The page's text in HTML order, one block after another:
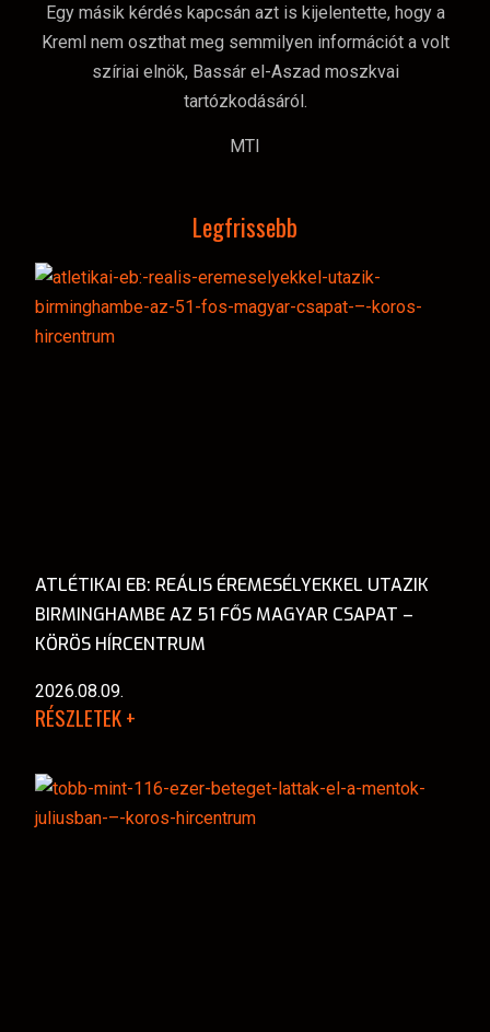
Egy másik kérdés kapcsán azt is kijelentette, hogy a
Kreml nem oszthat meg semmilyen információt a volt
szíriai elnök, Bassár el-Aszad moszkvai
tartózkodásáról.
MTI
Legfrissebb
ATLÉTIKAI EB: REÁLIS ÉREMESÉLYEKKEL UTAZIK
BIRMINGHAMBE AZ 51 FŐS MAGYAR CSAPAT –
KÖRÖS HÍRCENTRUM
2026.08.09.
RÉSZLETEK +